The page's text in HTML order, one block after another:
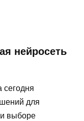
нейросеть
сегодня
для
выборе